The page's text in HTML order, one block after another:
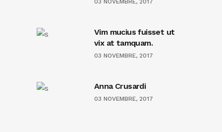
03 NOVEMBRE, 2017
Vim mucius fuisset ut
vix at tamquam.
03 NOVEMBRE, 2017
Anna Crusardi
03 NOVEMBRE, 2017